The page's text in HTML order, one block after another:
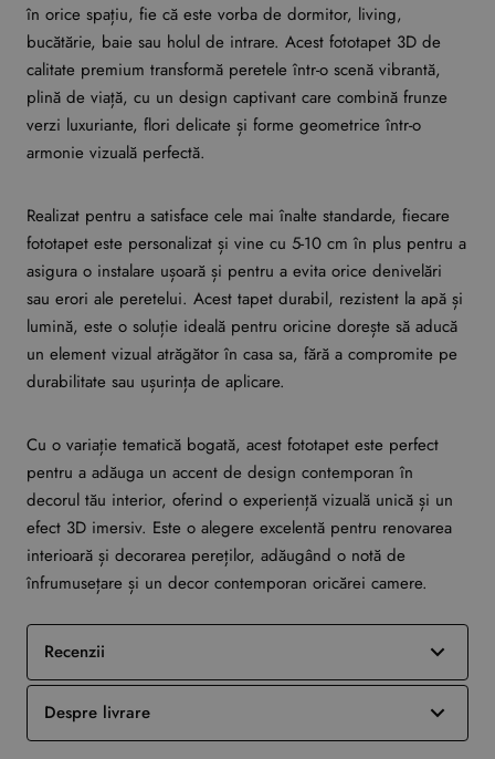
în orice spațiu, fie că este vorba de dormitor, living,
bucătărie, baie sau holul de intrare. Acest fototapet 3D de
calitate premium transformă peretele într-o scenă vibrantă,
plină de viață, cu un design captivant care combină frunze
verzi luxuriante, flori delicate și forme geometrice într-o
armonie vizuală perfectă.
Realizat pentru a satisface cele mai înalte standarde, fiecare
fototapet este personalizat și vine cu 5-10 cm în plus pentru a
asigura o instalare ușoară și pentru a evita orice denivelări
sau erori ale peretelui. Acest tapet durabil, rezistent la apă și
lumină, este o soluție ideală pentru oricine dorește să aducă
un element vizual atrăgător în casa sa, fără a compromite pe
durabilitate sau ușurința de aplicare.
Cu o variație tematică bogată, acest fototapet este perfect
pentru a adăuga un accent de design contemporan în
decorul tău interior, oferind o experiență vizuală unică și un
efect 3D imersiv. Este o alegere excelentă pentru renovarea
interioară și decorarea pereților, adăugând o notă de
înfrumusețare și un decor contemporan oricărei camere.
Recenzii
Despre livrare